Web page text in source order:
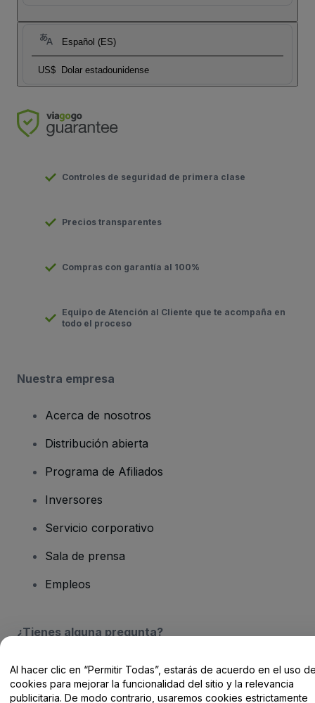
Español (ES)
US$ Dolar estadounidense
Controles de seguridad de primera clase
Precios transparentes
Compras con garantía al 100%
Equipo de Atención al Cliente que te acompaña en
todo el proceso
Nuestra empresa
Acerca de nosotros
Distribución abierta
Programa de Afiliados
Inversores
Servicio corporativo
Sala de prensa
Empleos
¿Tienes alguna pregunta?
Centro de Ayuda / Contacto
Al hacer clic en “Permitir Todas”, estarás de acuerdo en el uso
cookies para mejorar la funcionalidad del sitio y la relevancia
publicitaria. De modo contrario, usaremos cookies estrictamente